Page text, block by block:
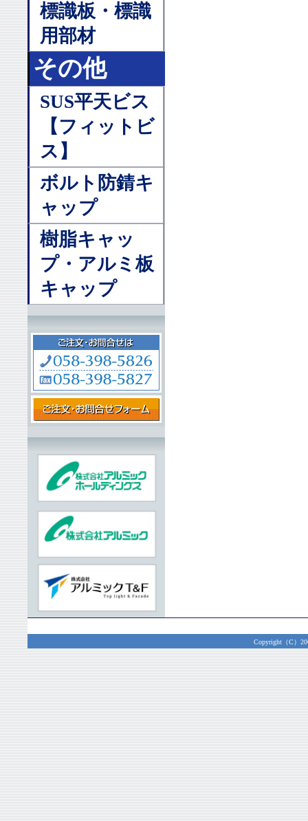
標識板・標識
用部材
その他
SUS平天ビス
【フィットビ
ス】
ボルト防錆キ
ャップ
樹脂キャッ
プ・アルミ板
キャップ
Copyright（C）